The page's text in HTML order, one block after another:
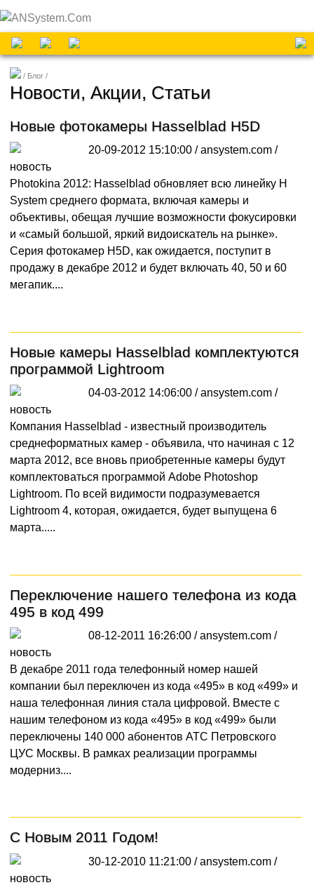
Блог
Новости, Акции, Статьи
Новые фотокамеры Hasselblad H5D
20-09-2012 15:10:00 / ansystem.com /
новость
Photokina 2012: Hasselblad обновляет всю линейку H
System среднего формата, включая камеры и
объективы, обещая лучшие возможности фокусировки
и «самый большой, яркий видоискатель на рынке».
Серия фотокамер H5D, как ожидается, поступит в
продажу в декабре 2012 и будет включать 40, 50 и 60
мегапик....
Новые камеры Hasselblad комплектуются
программой Lightroom
04-03-2012 14:06:00 / ansystem.com /
новость
Компания Hasselblad - известный производитель
среднеформатных камер - объявила, что начиная с 12
марта 2012, все вновь приобретенные камеры будут
комплектоваться программой Adobe Photoshop
Lightroom. По всей видимости подразумевается
Lightroom 4, которая, ожидается, будет выпущена 6
марта.....
Переключение нашего телефона из кода
495 в код 499
08-12-2011 16:26:00 / ansystem.com /
новость
В декабре 2011 года телефонный номер нашей
компании был переключен из кода «495» в код «499» и
наша телефонная линия стала цифровой. Вместе с
нашим телефоном из кода «495» в код «499» были
переключены 140 000 абонентов АТС Петровского
ЦУС Москвы. В рамках реализации программы
модерниз....
С Новым 2011 Годом!
30-12-2010 11:21:00 / ansystem.com /
новость